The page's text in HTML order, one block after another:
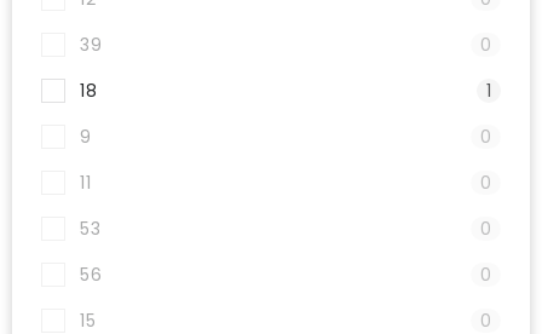
39
0
18
1
9
0
11
0
53
0
56
0
15
0